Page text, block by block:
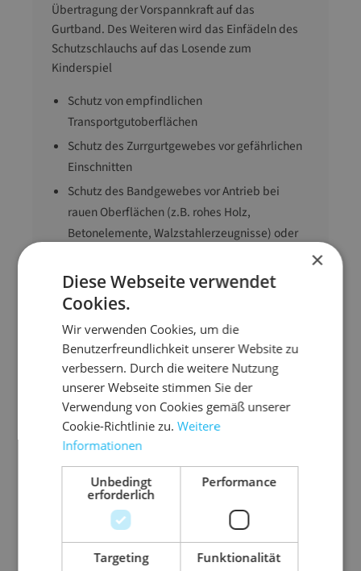
Übertragung der Vorspannkraft auf das
Gurtband. Des Weiteren wird das Einfädeln des
Schutzschlauchs auf das Losende zum
Kinderspiel
Schutz von empfindlichen
Transportgutoberflächen
Schutz des Zurrgurtgewebes vor gefährlichen
Einschnitten
Schutz des Bandgewebes vor Antrieb bei
rauen Oberflächen (z.B. rohes Holz,
Betonelemente, Walzstahlerzeugnisse) oder
Transportgütern
Zurrgurtbreite
50 mm (max.)
Anwendung
Ladungssicherung
Ausführung
Schutzschlauch
Material
Gewebe außen
gummiert
Ähnliche Artikel
×
Diese Webseite verwendet
Cookies.
Wir verwenden Cookies, um die
Benutzerfreundlichkeit unserer Website zu
verbessern. Durch die weitere Nutzung
unserer Webseite stimmen Sie der
Verwendung von Cookies gemäß unserer
Cookie-Richtlinie zu.Weitere
Informationen
Unbedingt
erforderlich
Performance
Targeting Funktionalität